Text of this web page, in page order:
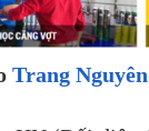
Trang